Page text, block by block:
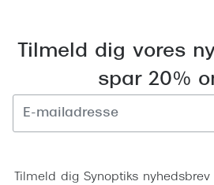
Tilmeld dig vores
spar 20%
Tilmeld dig Synoptiks